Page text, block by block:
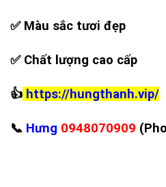
✅Màu sắc tươi đẹp
✅Chất lượng cao cấp
👍 https://hungthanh.vip/
📞 Hưng 0948070909